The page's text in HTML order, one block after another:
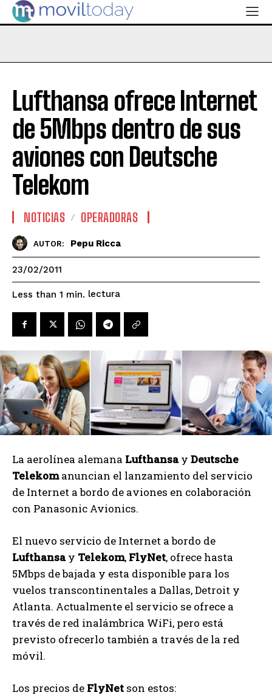
Lufthansa ofrece Internet
de 5Mbps dentro de sus
aviones con Deutsche
Telekom
NOTICIAS OPERADORAS
AUTOR: Pepu Ricca
23/02/2011
Less than 1 min. lectura
La aerolínea alemana Lufthansay Deutsche
Telekomanuncian el lanzamiento del servicio
de Internet a bordo de aviones en colaboración
con Panasonic Avionics.
El nuevo servicio de Internet a bordo de
Lufthansay Telekom, FlyNet, ofrece hasta
5Mbps de bajada y esta disponible para los
vuelos transcontinentales a Dallas, Detroit y
Atlanta. Actualmente el servicio se ofrece a
través de red inalámbrica WiFi, pero está
previsto ofrecerlo también a través de la red
móvil.
Los precios de FlyNet son estos: